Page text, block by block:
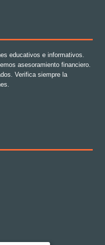
educativos e informativos.
asesoramiento financiero.
Verifica siempre la